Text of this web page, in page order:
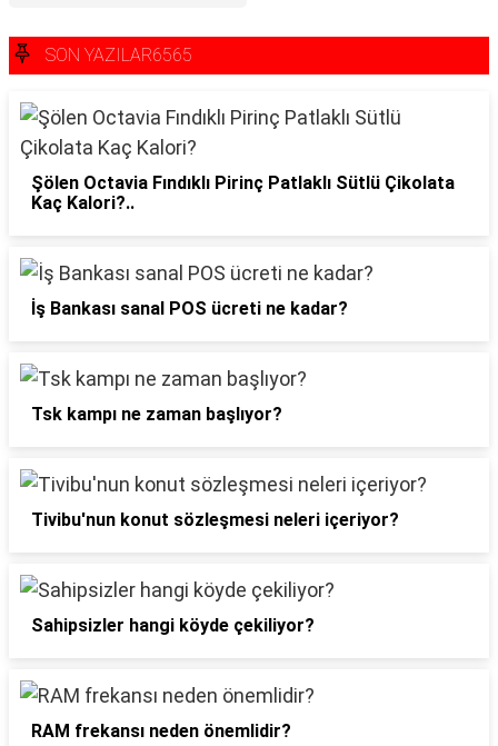
SON YAZILAR6565
Şölen Octavia Fındıklı Pirinç Patlaklı Sütlü Çikolata
Kaç Kalori?..
İş Bankası sanal POS ücreti ne kadar?
Tsk kampı ne zaman başlıyor?
Tivibu'nun konut sözleşmesi neleri içeriyor?
Sahipsizler hangi köyde çekiliyor?
RAM frekansı neden önemlidir?